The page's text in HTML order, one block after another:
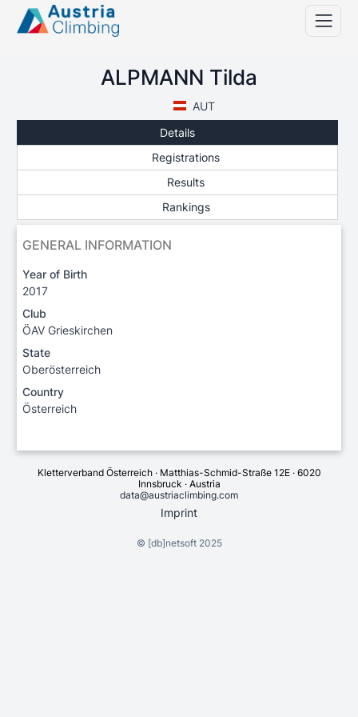
ALPMANN Tilda
AUT
Details
Registrations
Results
Rankings
GENERAL INFORMATION
Year of Birth
2017
Club
ÖAV Grieskirchen
State
Oberösterreich
Country
Österreich
Kletterverband Österreich · Matthias-Schmid-Straße 12E · 6020
Innsbruck · Austria
data@austriaclimbing.com
Imprint
© [db]netsoft2025